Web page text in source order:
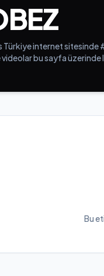
Türkiye internet sitesinde
videolar bu sayfa
Bu